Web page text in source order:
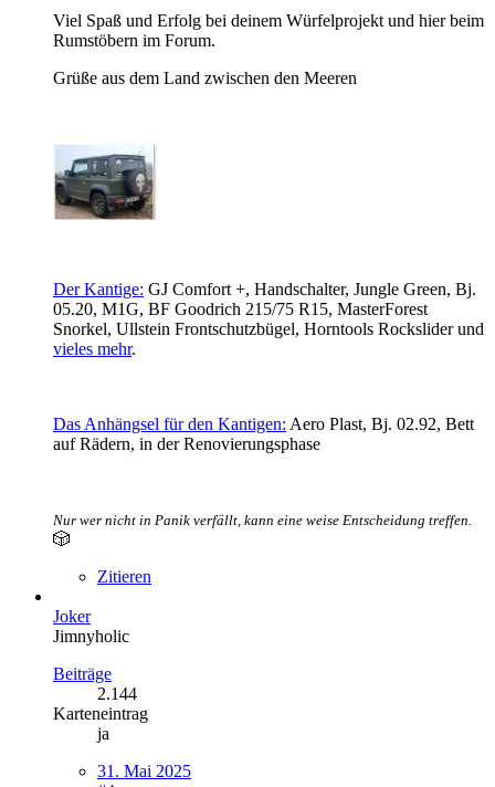
Viel Spaß und Erfolg bei deinem Würfelprojekt und hier beim
Rumstöbern im Forum.
Grüße aus dem Land zwischen den Meeren
Der Kantige: GJ Comfort +, Handschalter, Jungle Green, Bj.
05.20, M1G, BF Goodrich 215/75 R15, MasterForest
Snorkel, Ullstein Frontschutzbügel, Horntools Rockslider und
vieles mehr.
Das Anhängsel für den Kantigen: Aero Plast, Bj. 02.92, Bett
auf Rädern, in der Renovierungsphase
Nur wer nicht in Panik verfällt, kann eine weise Entscheidung treffen.
🎲
Zitieren
Joker
Jimnyholic
Beiträge
2.144
Karteneintrag
ja
31. Mai 2025